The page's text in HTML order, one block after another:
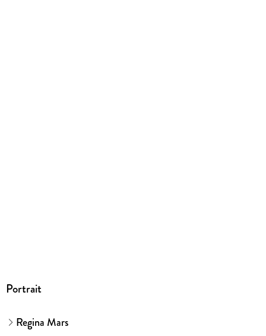
Portrait
Regina Mars